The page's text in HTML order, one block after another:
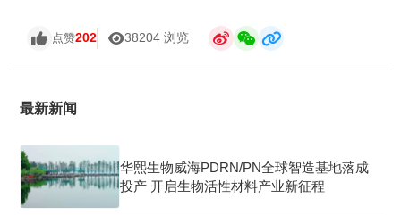
点赞202 38204 浏览
最新新闻
华熙生物威海PDRN/PN全球智造基地落成
投产 开启生物活性材料产业新征程